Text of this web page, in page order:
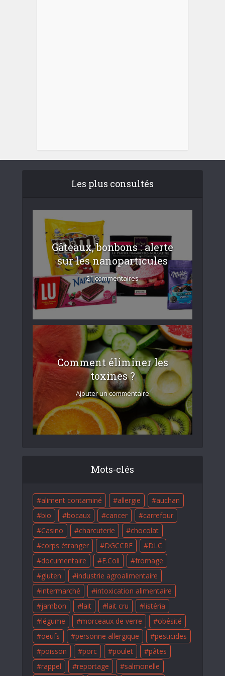
Les plus consultés
Gâteaux, bonbons : alerte
sur les nanoparticules
21 commentaires
Comment éliminer les
toxines ?
Ajouter un commentaire
Mots-clés
aliment contaminé allergie
auchan
bio
bocaux cancer
carrefour
Casino
charcuterie
chocolat
corps étranger
DGCCRF
DLC
documentaire
E.Coli
fromage
gluten
industrie agroalimentaire
intermarché
intoxication alimentaire
jambon
lait lait cru
listéria
légume
morceaux de verre
obésité
oeufs
personne allergique
pesticides
poisson
porc poulet
pâtes
rappel
reportage salmonelle